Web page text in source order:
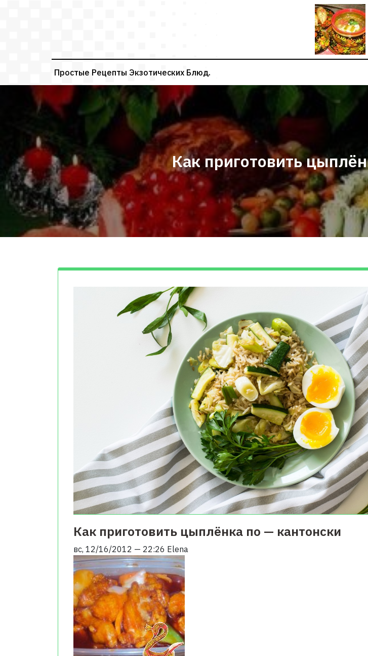
Простые Рецепты Экзотических Блюд.
Как приготовить
Как приготовить цыплёнка по — кантонски
вс, 12/16/2012 — 22:26 Elena